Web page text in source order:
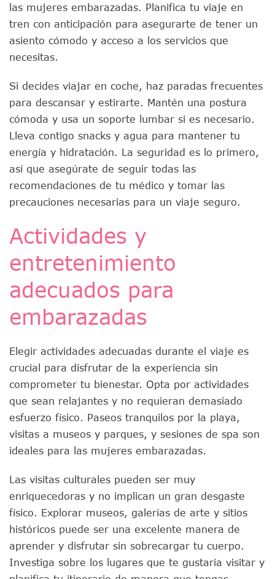
las mujeres embarazadas. Planifica tu viaje en
tren con anticipación para asegurarte de tener un
asiento cómodo y acceso a los servicios que
necesitas.
Si decides viajar en coche, haz paradas frecuentes
para descansar y estirarte. Mantén una postura
cómoda y usa un soporte lumbar si es necesario.
Lleva contigo snacks y agua para mantener tu
energía y hidratación. La seguridad es lo primero,
así que asegúrate de seguir todas las
recomendaciones de tu médico y tomar las
precauciones necesarias para un viaje seguro.
Actividades y
entretenimiento
adecuados para
embarazadas
Elegir actividades adecuadas durante el viaje es
crucial para disfrutar de la experiencia sin
comprometer tu bienestar. Opta por actividades
que sean relajantes y no requieran demasiado
esfuerzo físico. Paseos tranquilos por la playa,
visitas a museos y parques, y sesiones de spa son
ideales para las mujeres embarazadas.
Las visitas culturales pueden ser muy
enriquecedoras y no implican un gran desgaste
físico. Explorar museos, galerías de arte y sitios
históricos puede ser una excelente manera de
aprender y disfrutar sin sobrecargar tu cuerpo.
Investiga sobre los lugares que te gustaría visitar y